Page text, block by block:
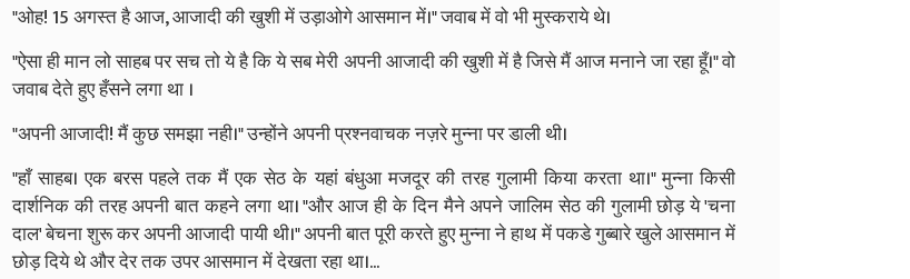
"ओह! 15 अगस्त है आज, आजादी की खुशी में उड़ाओगे आसमान में।" जवाब में वो भी मुस्कराये थे।
"ऐसा ही मान लो साहब पर सच तो ये है कि ये सब मेरी अपनी आजादी की खुशी में है जिसे मैं आज मनाने जा रहा हूँ।" वो
जवाब देते हुए हँसने लगा था ।
"अपनी आजादी! मैं कुछ समझा नही।" उन्होंने अपनी प्रश्नवाचक नज़रे मुन्ना पर डाली थी।
"हाँ साहब। एक बरस पहले तक मैं एक सेठ के यहां बंधुआ मजदूर की तरह गुलामी किया करता था।" मुन्ना किसी
दार्शनिक की तरह अपनी बात कहने लगा था। "और आज ही के दिन मैने अपने जालिम सेठ की गुलामी छोड़ ये 'चना
दाल' बेचना शुरू कर अपनी आजादी पायी थी।" अपनी बात पूरी करते हुए मुन्ना ने हाथ में पकडे गुब्बारे खुले आसमान में
छोड़ दिये थे और देर तक उपर आसमान में देखता रहा था।...